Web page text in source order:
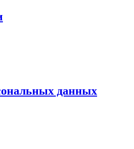
данных